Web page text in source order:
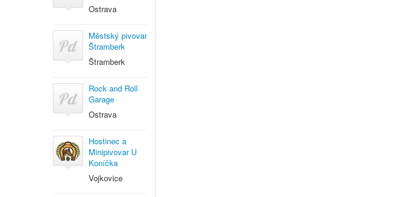
Ostrava
Městský pivovar
Štramberk
Štramberk
Rock and Roll
Garage
Ostrava
Hostinec a
Minipivovar U
Koníčka
Vojkovice